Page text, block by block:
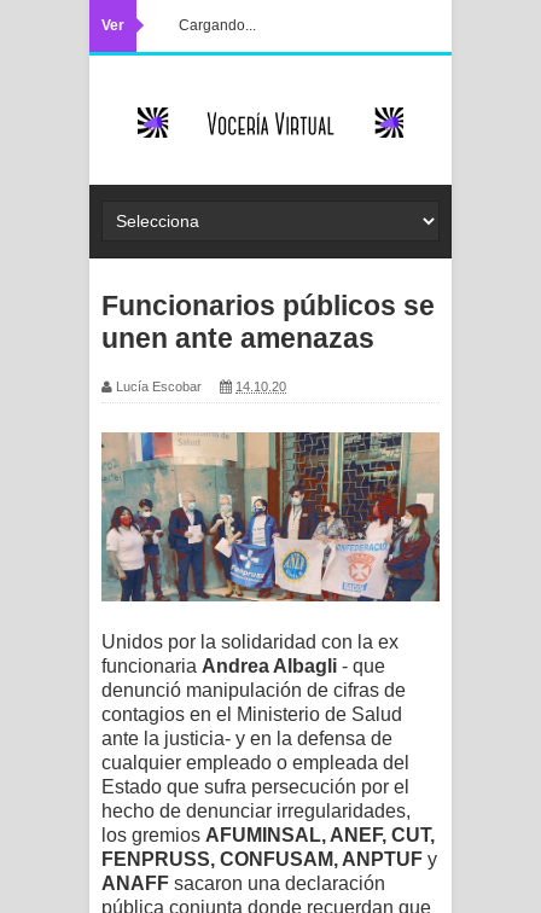
Ver Cargando...
Funcionarios públicos se
unen ante amenazas
Lucía Escobar 14.10.20
Unidos por la solidaridad con la ex
funcionaria Andrea Albagli - que
denunció manipulación de cifras de
contagios en el Ministerio de Salud
ante la justicia- y en la defensa de
cualquier empleado o empleada del
Estado que sufra persecución por el
hecho de denunciar irregularidades,
los gremios AFUMINSAL, ANEF, CUT,
FENPRUSS, CONFUSAM, ANPTUF y
ANAFF sacaron una declaración
pública conjunta donde recuerdan que